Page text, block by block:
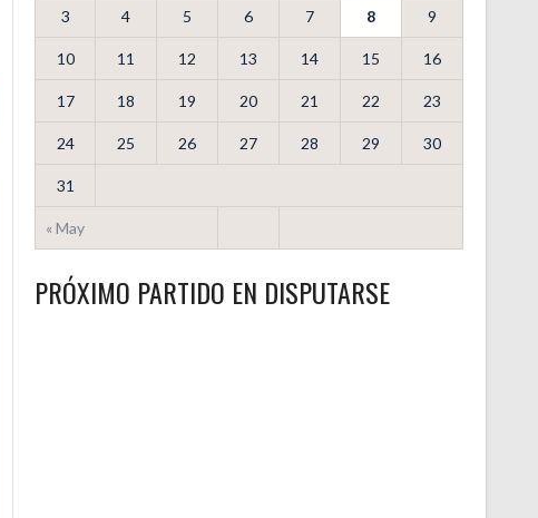
« May
3 4 5 6 7 8 9
10 11 12 13 14 15 16
17 18 19 20 21 22 23
24 25 26 27 28 29 30
31
PRÓXIMO PARTIDO EN DISPUTARSE